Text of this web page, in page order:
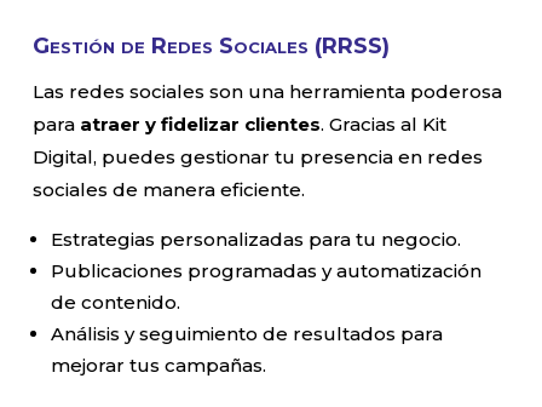
Gestión de Redes Sociales (RRSS)
Las redes sociales son una herramienta poderosa
para atraer y fidelizar clientes. Gracias al Kit
Digital, puedes gestionar tu presencia en redes
sociales de manera eficiente.
Estrategias personalizadas para tu negocio.
Publicaciones programadas y automatización
de contenido.
Análisis y seguimiento de resultados para
mejorar tus campañas.